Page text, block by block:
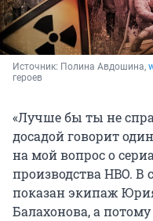
Источник: Полина Авдошина,
героев
«Лучше бы ты не
досадой говорит
на мой вопрос о
производства HBO. В
показан экипаж
Балахонова, а